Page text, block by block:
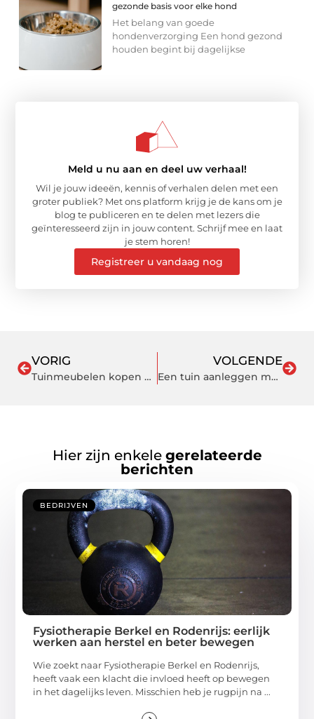
gezonde basis voor elke hond
Het belang van goede
hondenverzorging Een hond gezond
houden begint bij dagelijkse
Meld u nu aan en deel uw verhaal!
Wil je jouw ideeën, kennis of verhalen delen met een
groter publiek? Met ons platform krijg je de kans om je
blog te publiceren en te delen met lezers die
geïnteresseerd zijn in jouw content. Schrijf mee en laat
je stem horen!
Registreer u vandaag nog
VORIG
Tuinmeubelen kopen nabij Almere en Amersfoort in verschillende stijlen
VOLGENDE
Een tuin aanleggen met kunstgras
Hier zijn enkele gerelateerde
berichten
BEDRIJVEN
Fysiotherapie Berkel en Rodenrijs: eerlijk
werken aan herstel en beter bewegen
Wie zoekt naar Fysiotherapie Berkel en Rodenrijs,
heeft vaak een klacht die invloed heeft op bewegen
in het dagelijks leven. Misschien heb je rugpijn na ...